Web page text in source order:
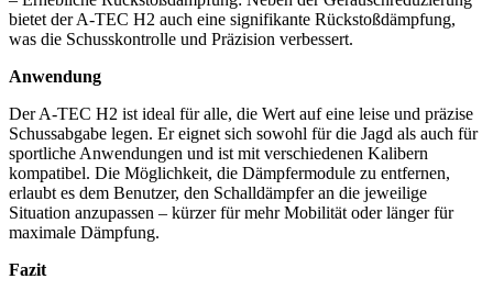
bietet der A-TEC H2 auch eine signifikante Rückstoßdämpfung,
was die Schusskontrolle und Präzision verbessert.
Anwendung
Der A-TEC H2 ist ideal für alle, die Wert auf eine leise und präzise
Schussabgabe legen. Er eignet sich sowohl für die Jagd als auch für
sportliche Anwendungen und ist mit verschiedenen Kalibern
kompatibel. Die Möglichkeit, die Dämpfermodule zu entfernen,
erlaubt es dem Benutzer, den Schalldämpfer an die jeweilige
Situation anzupassen – kürzer für mehr Mobilität oder länger für
maximale Dämpfung.
Fazit